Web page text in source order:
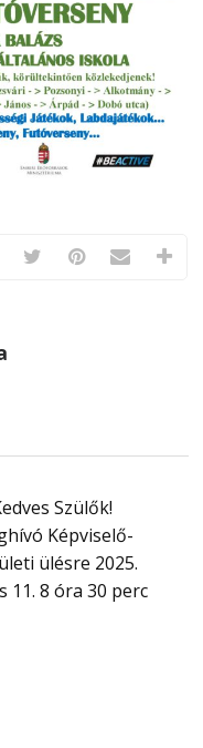
Szülők!
Képviselő-
ülésre 2025.
11. 8 óra 30 perc